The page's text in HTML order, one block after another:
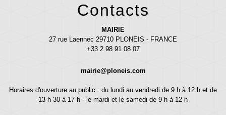
Contacts
MAIRIE
27 rue Laennec 29710 PLONEIS - FRANCE
+33 2 98 91 08 07
mairie@ploneis.com
Horaires d'ouverture au public : du lundi au vendredi de 9 h à 12 h et de
13 h 30 à 17 h - le mardi et le samedi de 9 h à 12 h